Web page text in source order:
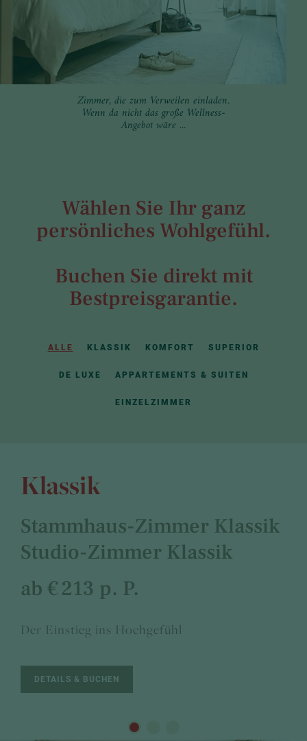
Zimmer, die zum Verweilen einladen.
Wenn da nicht das große Wellness-
Angebot wäre ...
Wählen Sie Ihr ganz
persönliches Wohlgefühl.
Buchen Sie direkt mit
Bestpreisgarantie.
ALLE KLASSIK KOMFORT SUPERIOR
DE LUXE APPARTEMENTS & SUITEN
EINZELZIMMER
Klassik
Stammhaus-Zimmer Klassik
Studio-Zimmer Klassik
ab € 213 p. P.
Der Einstieg ins Hochgefühl
DETAILS & BUCHEN